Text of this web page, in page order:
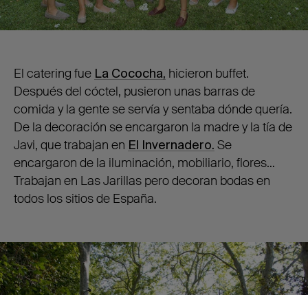
El catering fue La Cococha, hicieron buffet.
Después del cóctel, pusieron unas barras de
comida y la gente se servía y sentaba dónde quería.
De la decoración se encargaron la madre y la tía de
Javi, que trabajan en El Invernadero. Se
encargaron de la iluminación, mobiliario, flores…
Trabajan en Las Jarillas pero decoran bodas en
todos los sitios de España.